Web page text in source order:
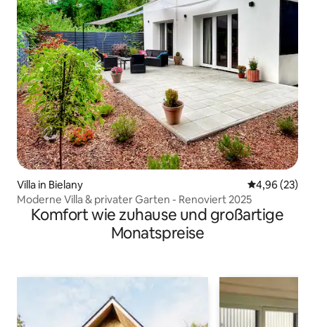
Villa in Bielany
4,96 (23)
Moderne Villa & privater Garten - Renoviert 2025
Komfort wie zuhause und großartige
Monatspreise